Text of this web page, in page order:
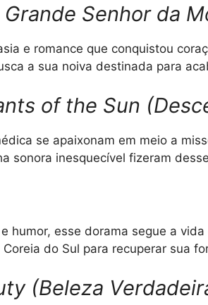
Grande Senhor da
e romance que conquistou
a sua noiva destinada para
of the Sun
se apaixonam em meio a
sonora inesquecível fizeram
humor, esse dorama segue a
do Sul para recuperar sua
(Beleza